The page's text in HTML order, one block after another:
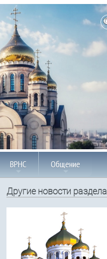
ВРНС Общение
Другие новости раздела